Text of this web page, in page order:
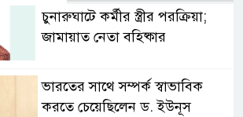
চুনারুঘাটে কর্মীর স্ত্রীর পরক্রিয়া;
জামায়াত নেতা বহিষ্কার
ভারতের সাথে সম্পর্ক স্বাভাবিক
করতে চেয়েছিলেন ড. ইউনূস